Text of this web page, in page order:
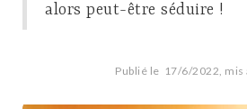
alors peut-être séduire !
Publié le 17/6/2022, mis